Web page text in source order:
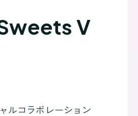
V
コラボレーション